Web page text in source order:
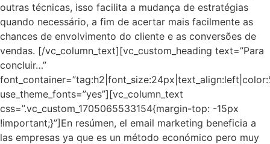
outras técnicas, isso facilita a mudança de estratégias
quando necessário, a fim de acertar mais facilmente as
chances de envolvimento do cliente e as conversões de
vendas. [/vc_column_text][vc_custom_heading text=”Para
concluir…”
use_theme_fonts=”yes”][vc_column_text
css=”.vc_custom_1705065533154{margin-top: -15px
!important;}”]En resúmen, el email marketing beneficia a
las empresas ya que es un método económico pero muy